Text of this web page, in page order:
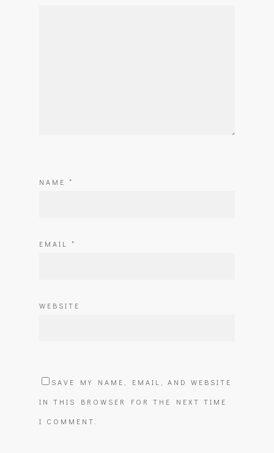
NAME *
EMAIL *
WEBSITE
SAVE MY NAME, EMAIL, AND WEBSITE
IN THIS BROWSER FOR THE NEXT TIME
I COMMENT.